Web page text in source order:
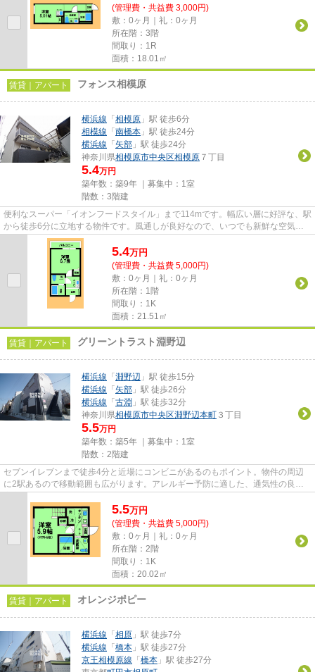
(管理費・共益費 3,000円)
敷：0ヶ月｜礼：0ヶ月
所在階：3階
間取り：1R
面積：18.01㎡
賃貸｜アパート フォンス相模原
横浜線 「 相模原 」駅 徒歩6分
相模線 「 南橋本 」駅 徒歩24分
横浜線 「 矢部 」駅 徒歩24分
神奈川県相模原市中央区相模原 ７丁目
5.4万円
築年数：築9年 ｜募集中： 1室
階数：3階建
便利なスーパー「イオンフードスタイル」まで114mです。幅広い層に好評な、駅
から徒歩6分に立地する物件です。風通しが良好なので、いつでも新鮮な空気が
はいってきます。おしゃれなあ...
5.4万円
(管理費・共益費 5,000円)
敷：0ヶ月｜礼：0ヶ月
所在階：1階
間取り：1K
面積：21.51㎡
賃貸｜アパート グリーントラスト淵野辺
横浜線 「 淵野辺 」駅 徒歩15分
横浜線 「 矢部 」駅 徒歩26分
横浜線 「 古淵 」駅 徒歩32分
神奈川県相模原市中央区淵野辺本町 ３丁目
5.5万円
築年数：築5年 ｜募集中： 1室
階数：2階建
セブンイレブンまで徒歩4分と近場にコンビニがあるのもポイント。物件の周辺
に2駅あるので移動範囲も広がります。アレルギー予防に適した、通気性の良い
5.5万円
(管理費・共益費 5,000円)
敷：0ヶ月｜礼：0ヶ月
所在階：2階
間取り：1K
面積：20.02㎡
賃貸｜アパート オレンジポピー
横浜線 「 相原 」駅 徒歩7分
横浜線 「 橋本 」駅 徒歩27分
京王相模原線 「 橋本 」駅 徒歩27分